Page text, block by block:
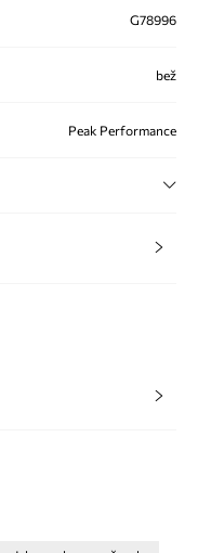
G78996
bež
Peak Performance